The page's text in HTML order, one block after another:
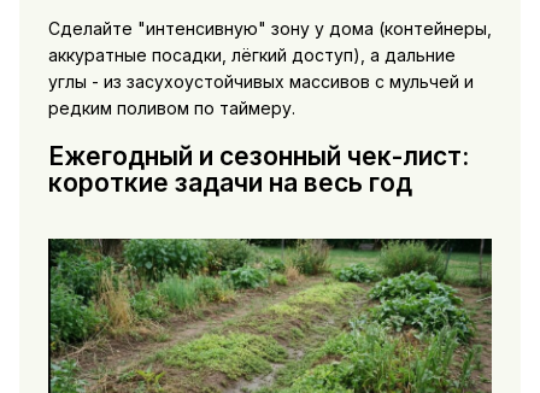
Сделайте "интенсивную" зону у дома (контейнеры,
аккуратные посадки, лёгкий доступ), а дальние
углы - из засухоустойчивых массивов с мульчей и
редким поливом по таймеру.
Ежегодный и сезонный чек-лист:
короткие задачи на весь год